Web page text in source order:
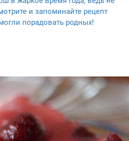
и запоминайте рецепт
порадовать родных!